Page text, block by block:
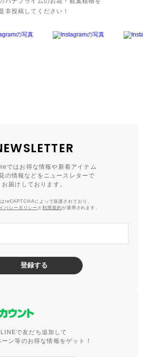
非投稿してください！
ではお得な情報や新着アイテム
の情報などをニュースレターで
お届けしております。
reCAPTCHAによって保護されており、
バシーポリシー と利用規約が適用されます。
登録する
LINEで友だち追加して
ーン等のお得な情報をゲット！